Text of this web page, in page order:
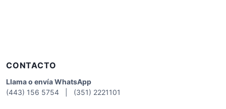
CONTACTO
Llama o envía WhatsApp
(443) 156 5754 | (351) 2221101